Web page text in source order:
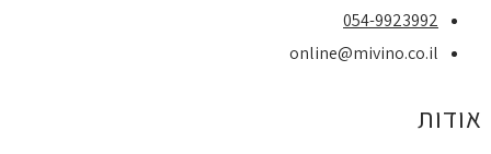
054-9923992
online@mivino.co.il
אודות